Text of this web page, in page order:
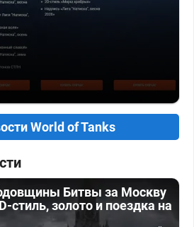
World of Tanks
Битвы за Москву
стиль, золото и поездка на